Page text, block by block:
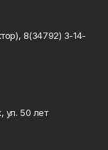
8(34792) 3-14-
ул. 50 лет